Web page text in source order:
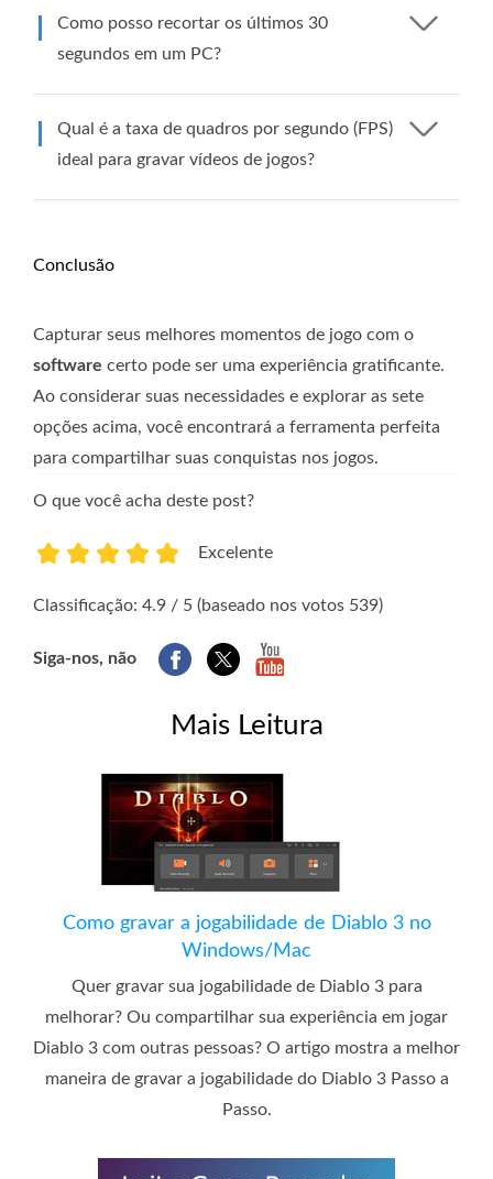
Como posso recortar os últimos 30
segundos em um PC?
Qual é a taxa de quadros por segundo (FPS)
ideal para gravar vídeos de jogos?
Conclusão
Capturar seus melhores momentos de jogo com o
software certo pode ser uma experiência gratificante.
Ao considerar suas necessidades e explorar as sete
opções acima, você encontrará a ferramenta perfeita
para compartilhar suas conquistas nos jogos.
O que você acha deste post?
Excelente
Classificação: 4.9 / 5 (baseado nos votos 539)
Siga-nos, não
Mais Leitura
Como gravar a jogabilidade de Diablo 3 no
Windows/Mac
Quer gravar sua jogabilidade de Diablo 3 para
melhorar? Ou compartilhar sua experiência em jogar
Diablo 3 com outras pessoas? O artigo mostra a melhor
maneira de gravar a jogabilidade do Diablo 3 Passo a
Passo.